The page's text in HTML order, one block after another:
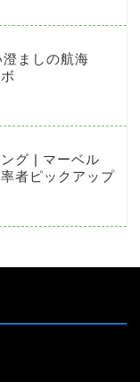
澄ましの航海
グ | マーベル
者ピックアップ